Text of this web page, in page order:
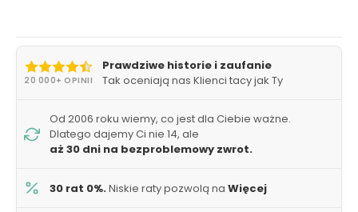
20 000+ OPINII
Prawdziwe historie i zaufanie
Tak oceniają nas Klienci tacy jak Ty
Od 2006 roku wiemy, co jest dla Ciebie ważne.
Dlatego dajemy Ci nie 14, ale
aż 30 dni na bezproblemowy zwrot.
30 rat 0%.Niskie raty pozwolą na Więcej